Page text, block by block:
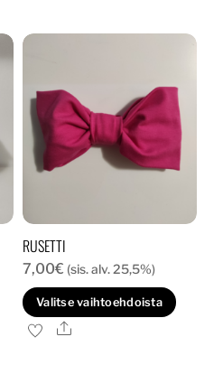
Voit
Tällä
tuotteella
RUSETTI
7,00€ (sis. alv. 25,5%)
Valitse vaihtoehdoista
Ale